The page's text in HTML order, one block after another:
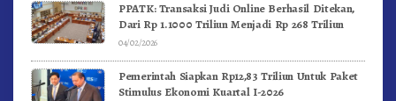
PPATK: Transaksi Judi Online Berhasil Ditekan,
Dari Rp 1.1000 Triliun Menjadi Rp 268 Triliun
04/02/2026
Pemerintah Siapkan Rp12,83 Triliun Untuk Paket
Stimulus Ekonomi Kuartal I-2026